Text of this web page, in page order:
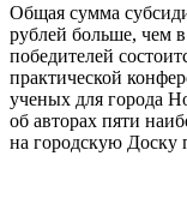
Общая сумма
рублей больше, чем
победителей
практической
ученых для города
об авторах пяти
на городскую Доску